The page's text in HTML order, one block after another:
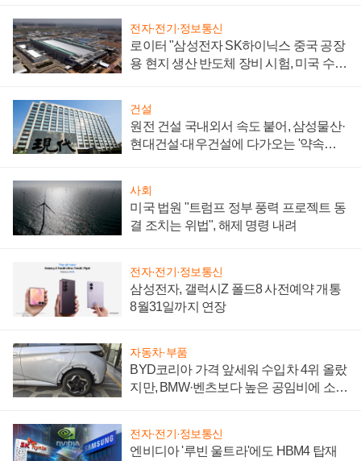
전자·전기·정보통신
로이터 "삼성전자 SK하이닉스 중국 공장
용 현지 생산 반도체 장비 시험, 미국 수출
건설
원전 건설 국내외서 속도 붙어, 삼성물산·
현대건설·대우건설에 다가오는 '약속의
사회
미국 법원 "트럼프 정부 풍력 프로젝트 동
결 조치는 위법", 해제 명령 내려
전자·전기·정보통신
삼성전자, 갤럭시Z 폴드8 사전예약 개통
8월31일까지 연장
자동차·부품
BYD코리아 가격 앞세워 수입차 4위 올랐
지만, BMW·벤츠보다 높은 공임비에 소비
전자·전기·정보통신
엔비디아 '루빈 울트라'에도 HBM4 탑재